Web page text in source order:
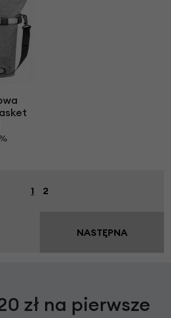
1 2
NASTĘPNA
zł na pierwsze